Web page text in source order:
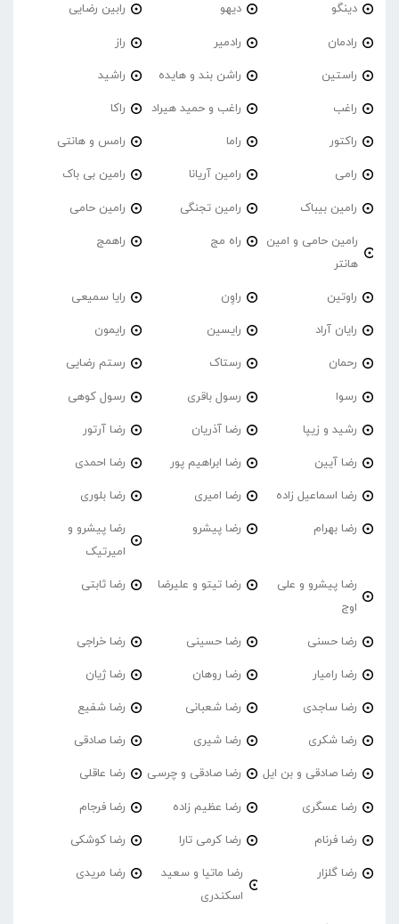
دینگو دیهو رابین رضایی
رادمان رادمیر راز
راستین راشن بند و هایده راشید
راغب راغب و حمید هیراد راکا
راکتور راما رامس و هانتی
رامی رامین آریانا رامین بی باک
رامین بیباک رامین تجنگی رامین حامی
رامین حامی و امین
هانتر
راه مج راهمج
راوتین راوِن رایا سمیعی
رایان آراد رایسین رایمون
رحمان رستاک رستم رضایی
رسوا رسول باقری رسول کوهی
رشید و زیپا رضا آذریان رضا آرتور
رضا آیین رضا ابراهیم پور رضا احمدی
رضا اسماعیل زاده رضا امیری رضا بلوری
رضا بهرام رضا پیشرو
رضا پیشرو و
امیرتیک
رضا پیشرو و علی
اوج
رضا تیتو و علیرضا رضا ثابتی
رضا حسنی رضا حسینی رضا خراجی
رضا رامیار رضا روهان رضا ژیان
رضا ساجدی رضا شعبانی رضا شفیع
رضا شکری رضا شیری رضا صادقی
رضا صادقی و بن ایل رضا صادقی و چرسی رضا عاقلی
رضا عسگری رضا عظیم زاده رضا فرجام
رضا فرنام رضا کرمی تارا رضا کوشکی
رضا گلزار
رضا ماتیا و سعید
اسکندری
رضا مریدی